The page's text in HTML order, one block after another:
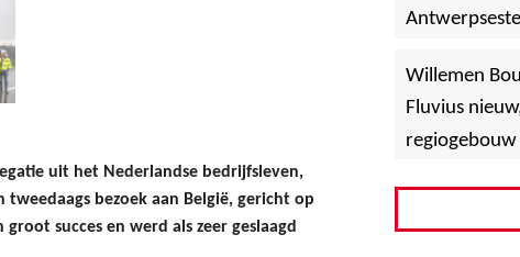
uit het Nederlandse bedrijfsleven,
bezoek aan België, gericht op
succes en werd als zeer geslaagd
Willemen
Fluvius